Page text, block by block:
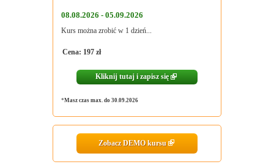
08.08.2026 - 05.09.2026
Kurs można zrobić w 1 dzień...
Cena: 197 zł
Kliknij tutaj i zapisz się
*Masz czas max. do 30.09.2026
Zobacz DEMO kursu